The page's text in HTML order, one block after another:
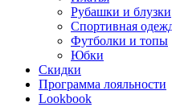
Рубашки и блузки
Спортивная
Футболки и топы
Юбки
Скидки
Программа лояльности
Lookbook